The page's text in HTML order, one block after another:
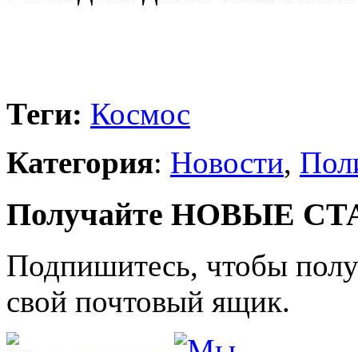
Теги: Космос
Категория: Новости,
Получайте НОВЫЕ
Подпишитесь, чтобы
свой почтовый ящик.